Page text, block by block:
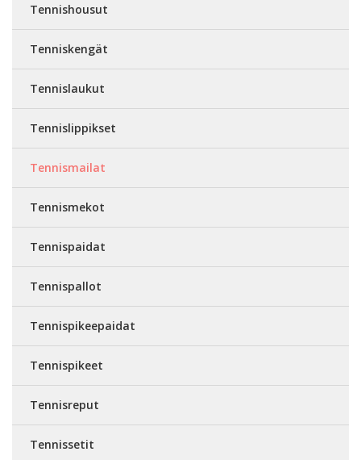
Tennishousut
Tenniskengät
Tennislaukut
Tennislippikset
Tennismailat
Tennismekot
Tennispaidat
Tennispallot
Tennispikeepaidat
Tennispikeet
Tennisreput
Tennissetit